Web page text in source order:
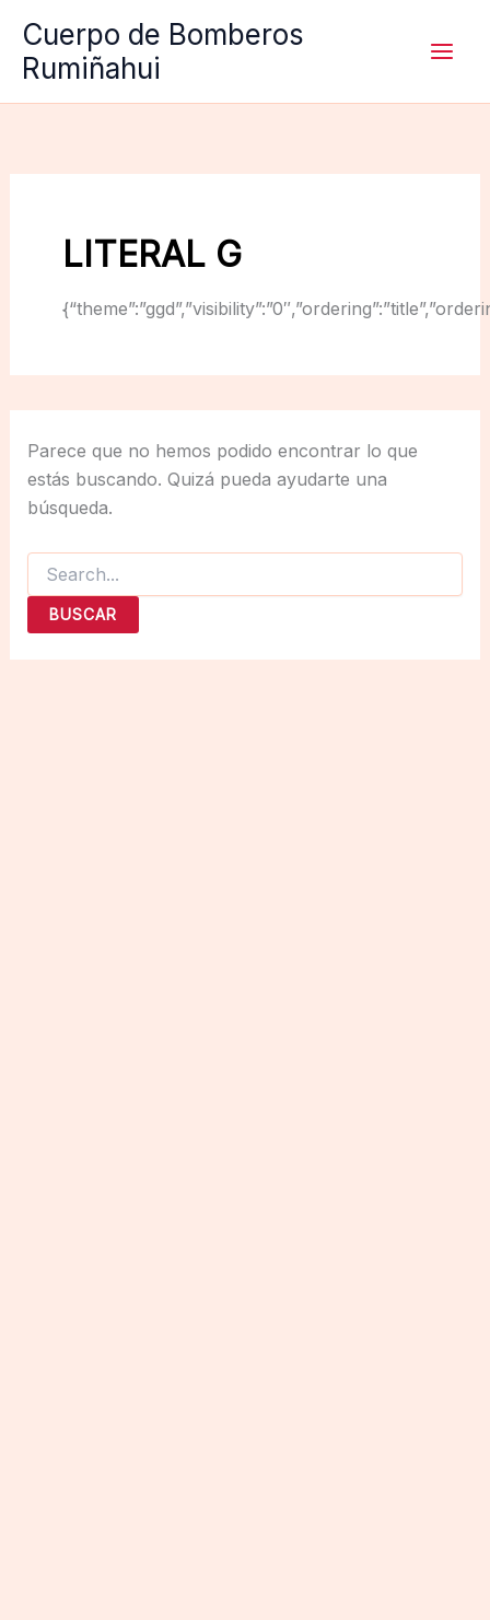
contenido
Cuerpo de Bomberos
Rumiñahui
LITERAL G
Parece que no hemos podido encontrar lo que
estás buscando. Quizá pueda ayudarte una
búsqueda.
Buscar
por: